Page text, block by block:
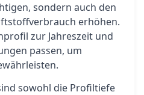
sondern auch den
erhöhen.
zur Jahreszeit und
passen, um
sowohl die Profiltiefe